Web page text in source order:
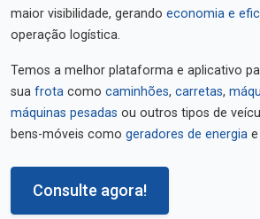
maior visibilidade, gerando economia e
operação logística.
Temos a melhor plataforma e aplicativo
sua frota como caminhões, carretas,
máquinas pesadas ou outros tipos de
bens-móveis como geradores de energia e
Consulte agora!